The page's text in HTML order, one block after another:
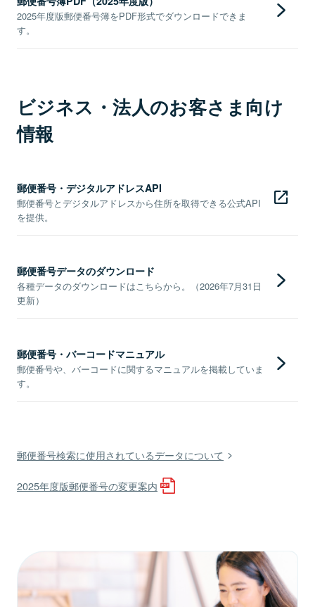
2025年度版郵便番号簿をPDF形式でダウンロードできま
す。
ビジネス・法人のお客さま向け
情報
郵便番号・デジタルアドレスAPI
郵便番号とデジタルアドレスから住所を取得できる公式API
を提供。
郵便番号データのダウンロード
各種データのダウンロードはこちらから。（2026年7月31日
更新）
郵便番号・バーコードマニュアル
郵便番号や、バーコードに関するマニュアルを掲載していま
す。
郵便番号検索に使用されているデータについて
2025年度版郵便番号の変更案内